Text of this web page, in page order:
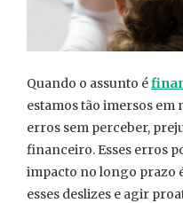
Quando o assunto é
estamos tão imersos em
erros sem perceber,
financeiro. Esses erros
impacto no longo prazo
esses deslizes e agir